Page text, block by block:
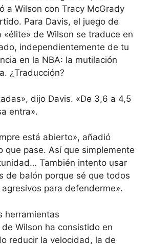
a Wilson con Tracy McGrady
Para Davis, el juego de
«élite» de Wilson se traduce en
independientemente de tu
en la NBA: la mutilación
¿Traducción?
dijo Davis. «De 3,6 a 4,5
entra».
está abierto», añadió
que pase. Así que simplemente
También intento usar
de balón porque sé que todos
para defenderme».
herramientas
Wilson ha consistido en
reducir la velocidad, la de